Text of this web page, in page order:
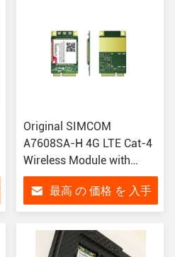
Original SIMCOM
A7608SA-H 4G LTE Cat-4
Wireless Module with
150Mbps Downlink Mini
PCIe Module
最高 の 価格 を 入手